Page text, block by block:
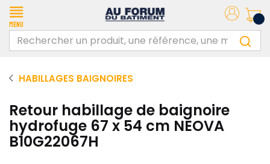
Menu
HABILLAGES BAIGNOIRES
Retour habillage de baignoire
hydrofuge 67 x 54 cm NEOVA
B10G22067H